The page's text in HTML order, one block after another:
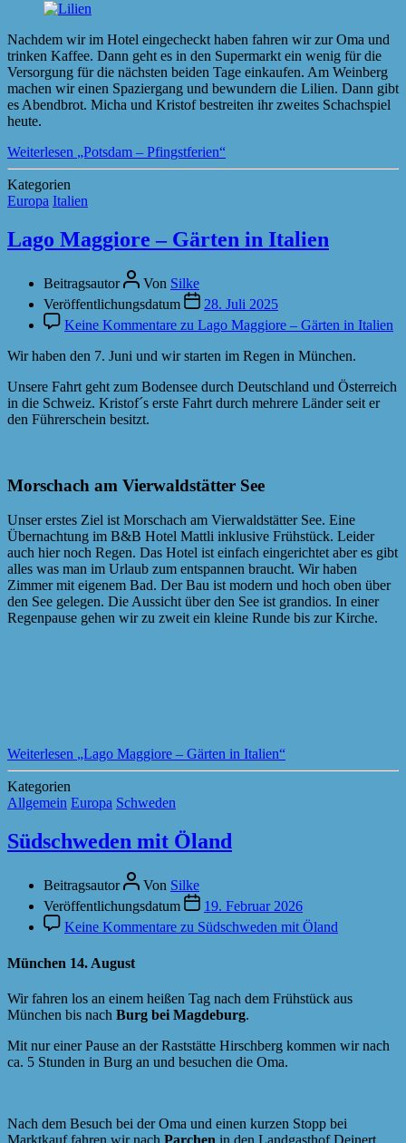
Nachdem wir im Hotel eingecheckt haben fahren wir zur Oma und
trinken Kaffee. Dann geht es in den Supermarkt ein wenig für die
Versorgung für die nächsten beiden Tage einkaufen. Am Weinberg
machen wir einen Spaziergang und bewundern die Lilien. Dann gibt
es Abendbrot. Micha und Kristof bestreiten ihr zweites Schachspiel
heute.
Weiterlesen „Potsdam – Pfingstferien“
Kategorien
Europa Italien
Lago Maggiore – Gärten in Italien
Beitragsautor Von Silke
Veröffentlichungsdatum
28. Juli 2025
Keine Kommentare zu Lago Maggiore – Gärten in Italien
Wir haben den 7. Juni und wir starten im Regen in München.
Unsere Fahrt geht zum Bodensee durch Deutschland und Österreich
in die Schweiz. Kristof´s erste Fahrt durch mehrere Länder seit er
den Führerschein besitzt.
Morschach am Vierwaldstätter See
Unser erstes Ziel ist Morschach am Vierwaldstätter See. Eine
Übernachtung im B&B Hotel Mattli inklusive Frühstück. Leider
auch hier noch Regen. Das Hotel ist einfach eingerichtet aber es gibt
alles was man im Urlaub zum entspannen braucht. Wir haben
Zimmer mit eigenem Bad. Der Bau ist modern und hoch oben über
den See gelegen. Die Aussicht über den See ist grandios. In einer
Regenpause gehen wir zu zweit ein kleine Runde bis zur Kirche.
Weiterlesen „Lago Maggiore – Gärten in Italien“
Kategorien
Allgemein Europa Schweden
Südschweden mit Öland
Beitragsautor Von Silke
Veröffentlichungsdatum
19. Februar 2026
Keine Kommentare zu Südschweden mit Öland
München 14. August
Wir fahren los an einem heißen Tag nach dem Frühstück aus
München bis nach Burg bei Magdeburg.
Mit nur einer Pause an der Raststätte Hirschberg kommen wir nach
ca. 5 Stunden in Burg an und besuchen die Oma.
Nach dem Besuch bei der Oma und einen kurzen Stopp bei
Marktkauf fahren wir nach Parchen in den Landgasthof Deinert.